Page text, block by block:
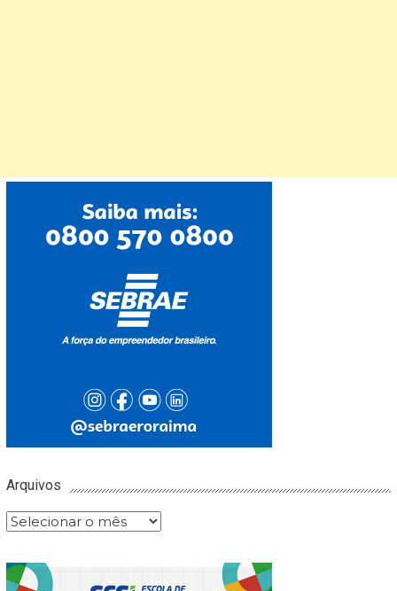
Arquivos
Arquivos